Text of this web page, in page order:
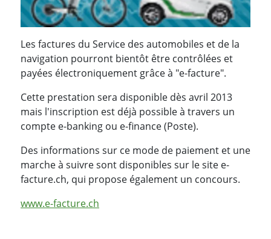
Les factures du Service des automobiles et de la
navigation pourront bientôt être contrôlées et
payées électroniquement grâce à "e-facture".
Cette prestation sera disponible dès avril 2013
mais l'inscription est déjà possible à travers un
compte e-banking ou e-finance (Poste).
Des informations sur ce mode de paiement et une
marche à suivre sont disponibles sur le site e-
facture.ch, qui propose également un concours.
www.e-facture.ch